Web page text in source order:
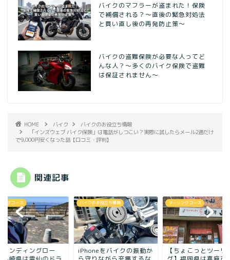
バイクのマフラーが盗まれた！保険
で補償される？～直後の緊急対処法
と買い直し後の再発防止策～
バイクの盗難保険が必要な人ってど
んな人？～多くのバイク保険で盗難
は保証されません～
HOME バイク
バイクのお役立ち情報
「インズウェブ バイク保険」は電話がしつこい？実際に試したらメール2通だけ
で9,000円安くなった話【口コミ・評判】
関連記事
のお役立ち情報
をバイクの振動か
ツーリングコース
【ちょこっとツーリン
ツーリングコース
【ワインディングロ